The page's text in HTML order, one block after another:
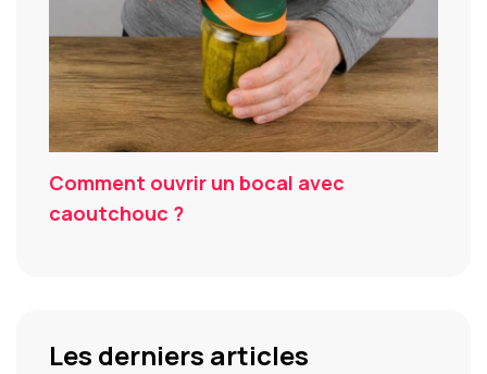
Comment ouvrir un bocal avec
caoutchouc ?
Les derniers articles